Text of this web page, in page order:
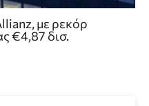
με ρεκόρ
€4,87 δισ.